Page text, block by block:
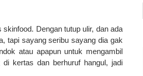
Dengan tutup ulir, dan ada
tapi sayang seribu sayang dia gak
atau apapun untuk mengambil
kertas dan berhuruf hangul, jadi